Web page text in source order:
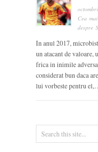
Cea
despre
In anul 2017,
un atacant de valoare,
frica in inimile
considerat bun daca
lui vorbeste pentru